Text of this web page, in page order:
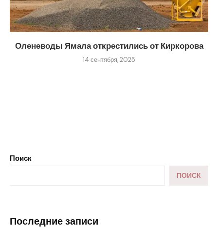
Оленеводы Ямала открестились от Киркорова
14 сентября, 2025
Поиск
ПОИСК
Последние записи